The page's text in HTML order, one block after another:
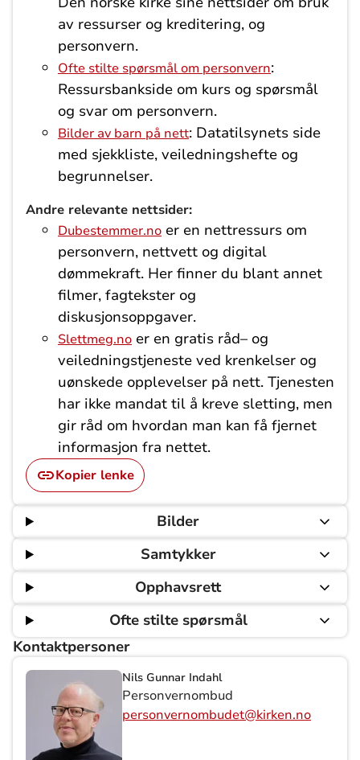
av ressurser og kreditering, og
personvern.
Ofte stilte spørsmål om personvern:
Ressursbankside om kurs og spørsmål
og svar om personvern.
Bilder av barn på nett: Datatilsynets side
med sjekkliste, veiledningshefte og
begrunnelser.
Andre relevante nettsider:
Dubestemmer.no er en nettressurs om
personvern, nettvett og digital
dømmekraft. Her finner du blant annet
filmer, fagtekster og
diskusjonsoppgaver.
Slettmeg.no er en gratis råd– og
veiledningstjeneste ved krenkelser og
uønskede opplevelser på nett. Tjenesten
har ikke mandat til å kreve sletting, men
gir råd om hvordan man kan få fjernet
informasjon fra nettet.
Kopier lenke
Bilder
Samtykker
Opphavsrett
Ofte stilte spørsmål
Kontaktpersoner
Nils Gunnar Indahl
Personvernombud
personvernombudet@kirken.no